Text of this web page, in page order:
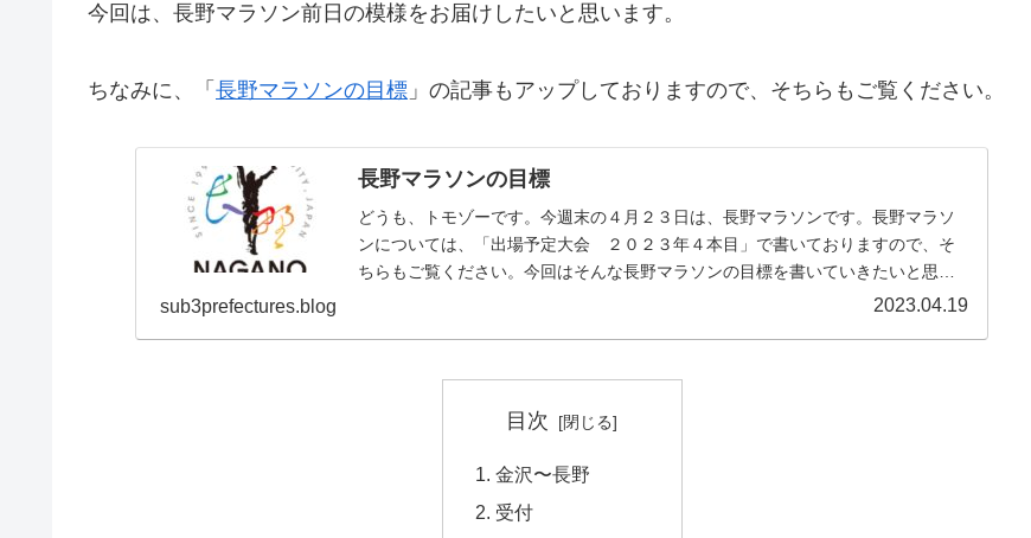
今回は、長野マラソン前日の模様をお届けしたいと思います。
ちなみに、「 長野マラソンの目標 」の記事もアップしておりますので、そちらもご覧ください。
長野マラソンの目標
どうも、トモゾーです。今週末の４月２３日は、長野マラソンです。長野マラソ
ンについては、「出場予定大会 ２０２３年４本目」で書いておりますので、そ
ちらもご覧ください。今回はそんな長野マラソンの目標を書いていきたいと思い
sub3prefectures.blog 2023.04.19
目次
金沢〜長野
受付